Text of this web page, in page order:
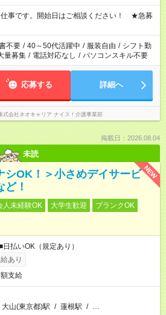
必要な場合も遠慮なくご相談ください。 ※
の勤務が必要です
仕事です。開始日はご相談ください！ ★急募
不要 / 40～50代活躍中 / 服装自由 / シフト勤
量募集 / 電話対応なし / パソコンスキル不要
応募する 詳細へ
式会社ネオキャリア ナイス！介護事業部
掲載日：2026.08.04
未読
NEW
シOK！＞小さめデイサービ
！
人未経験OK 大学生歓迎
ブランクOK
払いOK（規定あり）
あり
支給
大山(東京都)駅 / 蓮根駅 / …